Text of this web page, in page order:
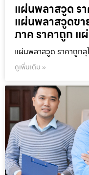
แผ่นพลาสวูด ร
แผ่นพลาสวูดข
ภาค ราคาถูก
แผ่นพลาสวูด ราคาถูก
ดูเพิ่มเติม »